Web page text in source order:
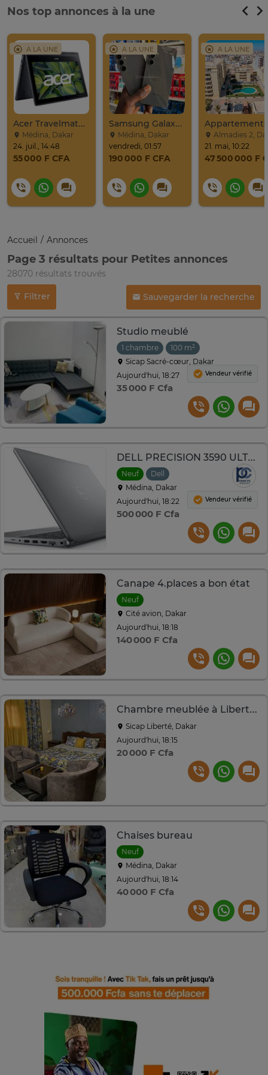
Nos top annonces à la une
A LA UNE
Acer Travelmate Spin B311r-31
Médina, Dakar
24. juil., 14:48
55 000 F CFA
A LA UNE
Samsung Galaxy S24 Venant 128go Ram 8go 5g
Médina, Dakar
vendredi, 01:57
190 000 F CFA
A LA UNE
Almadies 2,
21. mai, 10:22
47 500 000 F
Accueil Annonces
Page 3 résultats pour Petites annonces
28070 résultats trouvés
Filtrer Sauvegarder la recherche
Studio meublé
1 chambre
100 m²
Sicap Sacré-cœur, Dakar
Aujourd'hui, 18:27
35 000 F Cfa
Vendeur vérifié
DELL PRECISION 3590 ULTRA 5/32GO/512
Neuf
Dell
Médina, Dakar
Aujourd'hui, 18:22
500 000 F Cfa
Vendeur vérifié
Canape 4.places a bon état
Neuf
Cité avion, Dakar
Aujourd'hui, 18:18
140 000 F Cfa
Chambre meublée à Liberté 6
Sicap Liberté, Dakar
Aujourd'hui, 18:15
20 000 F Cfa
Chaises bureau
Neuf
Médina, Dakar
Aujourd'hui, 18:14
40 000 F Cfa